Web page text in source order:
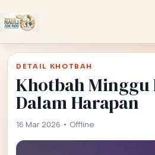
DETAIL KHOTBAH
Khotbah Minggu
Dalam Harapan
16 Mar 2026 • Offline